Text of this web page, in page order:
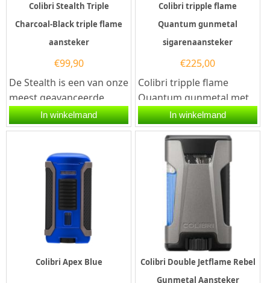
Colibri Stealth Triple
Charcoal-Black triple flame
aansteker
€99,90
De Stealth is een van onze
meest geavanceerde
aanstekers ooit: met
piramidevormige
In winkelmand
Colibri tripple flame
Quantum gunmetal
sigarenaansteker
€225,00
Colibri tripple flame
Quantum gunmetal met
sigaren knipper. Deze
Colibri aansteker heeft 3...
In winkelmand
Colibri Apex Blue
Colibri Double Jetflame Rebel
Gunmetal Aansteker